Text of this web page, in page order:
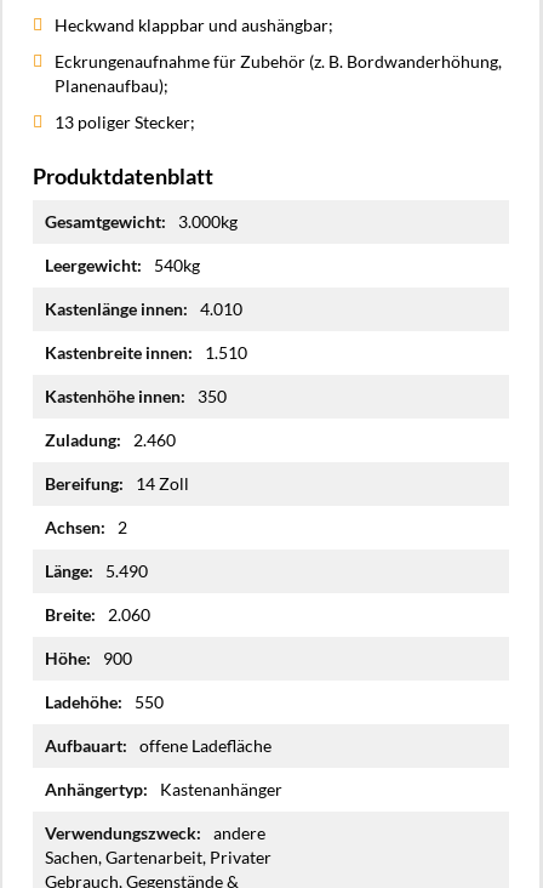
Heckwand klappbar und aushängbar;
Eckrungenaufnahme für Zubehör (z. B. Bordwanderhöhung,
Planenaufbau);
13 poliger Stecker;
Produktdatenblatt
Informationen
3.000kg
540kg
4.010
1.510
350
2.460
14 Zoll
2
5.490
2.060
900
550
offene Ladefläche
Kastenanhänger
andere
Sachen, Gartenarbeit, Privater
Gebrauch, Gegenstände &